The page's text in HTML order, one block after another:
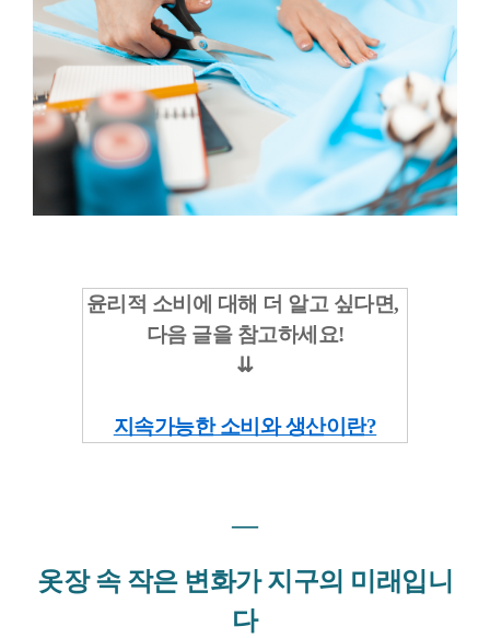
윤리적 소비에 대해 더 알고 싶다면,
다음 글을 참고하세요!
⇊
지속가능한 소비와 생산이란?
―
옷장 속 작은 변화가 지구의 미래입니
다